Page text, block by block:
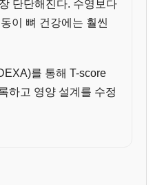
단단해진다. 수영보다
이 뼈 건강에는 훨씬
를 통해 T-score
하고 영양 설계를 수정